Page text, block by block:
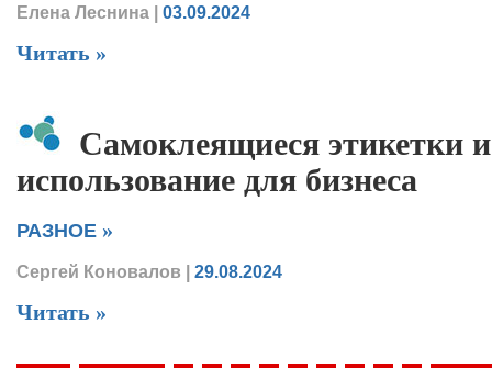
Елена Леснина | 03.09.2024
Читать »
Самоклеящиеся этикетки
использование для бизнеса
РАЗНОЕ »
Сергей Коновалов | 29.08.2024
Читать »